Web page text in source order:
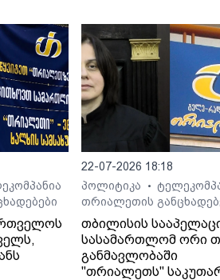
22-07-2026 18:18
პოლიტიკა
•
თრიალეთის
თბილისის
სასამართლომ ორი
განმავლობაში
"თრიალეთს"